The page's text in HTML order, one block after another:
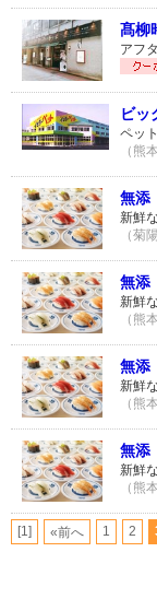
髙柳
アフ
ビッ
ペッ
（熊
無添
新鮮
（菊
無添
新鮮
（熊
無添
新鮮
（熊
無添
新鮮
（熊
[1] «前へ 1 2